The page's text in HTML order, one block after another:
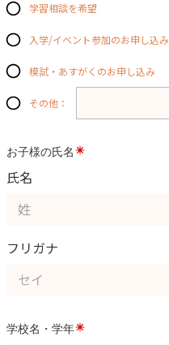
学習相談を希望
入学/イベント参加のお申し込み
模試・あすがくのお申し込み
その他：
お子様の氏名
氏名
フリガナ
学校名・学年